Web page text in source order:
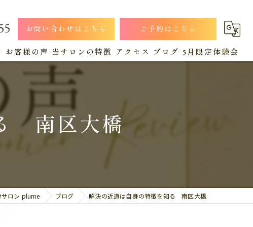
お問い合わせはこちら ご予約はこちら
お客様の声 当サロンの特徴
小顔
猫背
肩こり
アクセス ブログ 5月限定体験会
南区大橋
サロン plume ブログ 解決の近道は自身の特徴を知る 南区大橋